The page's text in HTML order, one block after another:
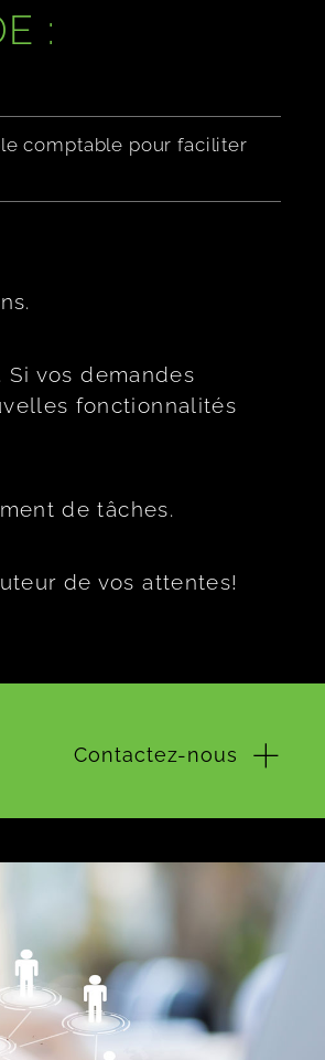
:
comptable pour faciliter
vos demandes
fonctionnalités
de tâches.
de vos attentes!
Contactez-nous